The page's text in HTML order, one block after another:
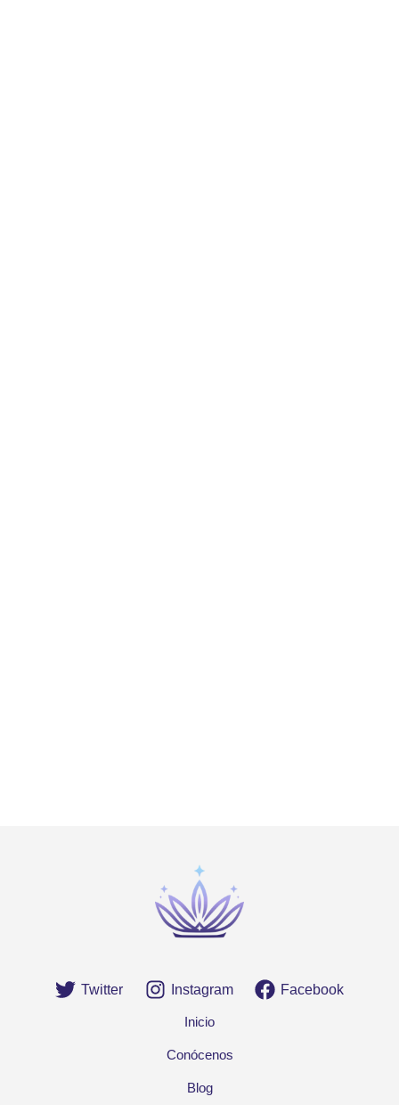
Twitter Instagram Facebook
Inicio
Conócenos
Blog